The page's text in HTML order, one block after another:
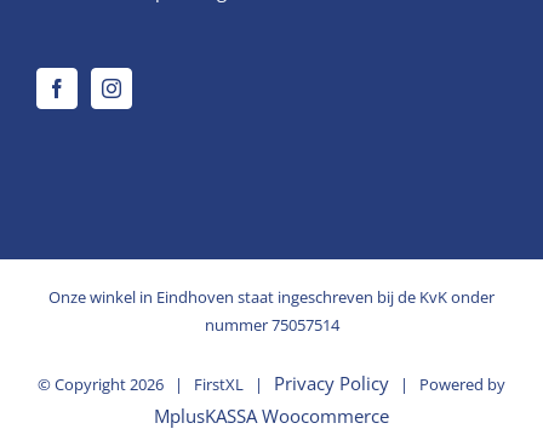
Onze winkel in Eindhoven staat ingeschreven bij de KvK onder
nummer 75057514
© Copyright2026 | FirstXL | Privacy Policy | Powered by
MplusKASSA Woocommerce